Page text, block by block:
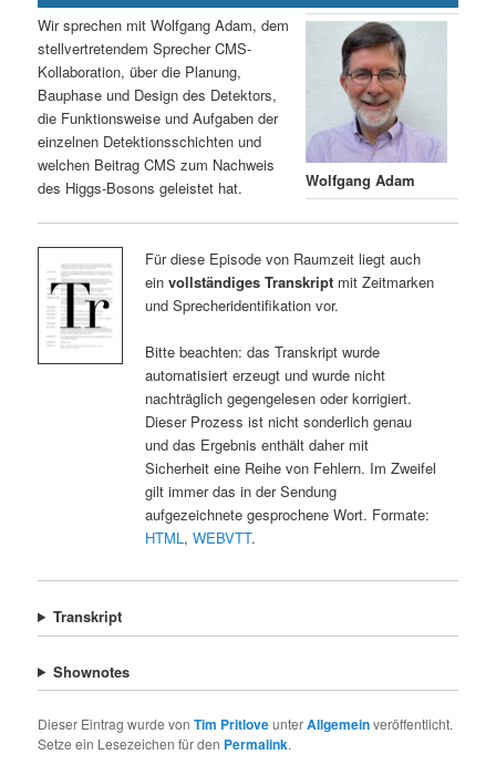
g
e
n
i
n
g
e
Wolfgang Adam
Wir sprechen mit Wolfgang Adam, dem
stellvertretendem Sprecher CMS-
Kollaboration, über die Planung,
Bauphase und Design des Detektors,
die Funktionsweise und Aufgaben der
einzelnen Detektionsschichten und
welchen Beitrag CMS zum Nachweis
des Higgs-Bosons geleistet hat.
Für diese Episode von Raumzeit liegt auch
ein vollständiges Transkriptmit Zeitmarken
und Sprecheridentifikation vor.
Bitte beachten: das Transkript wurde
automatisiert erzeugt und wurde nicht
nachträglich gegengelesen oder korrigiert.
Dieser Prozess ist nicht sonderlich genau
und das Ergebnis enthält daher mit
Sicherheit eine Reihe von Fehlern. Im Zweifel
gilt immer das in der Sendung
aufgezeichnete gesprochene Wort. Formate:
HTML, WEBVTT.
Transkript
Shownotes
Dieser Eintrag wurde vonTim PritloveunterAllgemeinveröffentlicht.
Setze ein Lesezeichen für den Permalink.